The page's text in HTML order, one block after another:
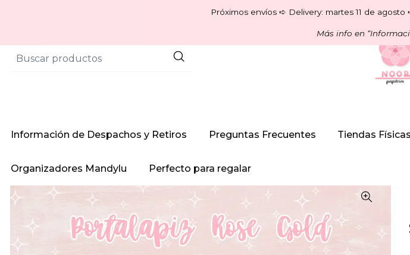
Próximos envíos ➪ Delivery: martes 11 de
Más info en
Información de Despachos y Retiros Preguntas Frecuentes Tiendas Físicas
Organizadores Mandylu Perfecto para regalar